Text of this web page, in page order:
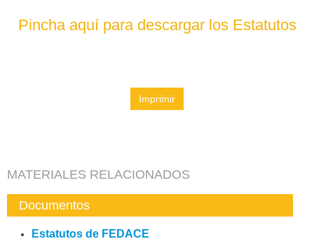
Pincha aquí para descargar los Estatutos
Imprimir
MATERIALES RELACIONADOS
Documentos
Estatutos de FEDACE